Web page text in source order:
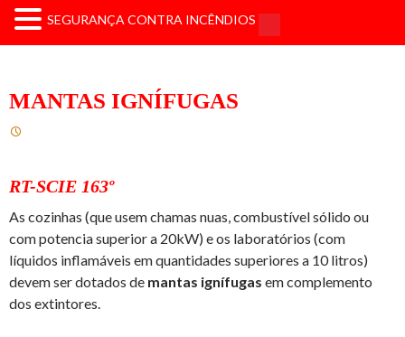
MANTAS IGNÍFUGAS
RT-SCIE 163º
As cozinhas (que usem chamas nuas, combustível sólido ou
com potencia superior a 20kW) e os laboratórios (com
líquidos inflamáveis em quantidades superiores a 10 litros)
devem ser dotados de mantas ignífugas em complemento
dos extintores.
SEGURANÇA CONTRA INCÊNDIOS